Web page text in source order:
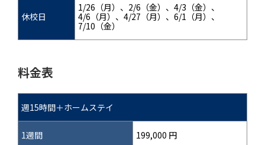
休校日
1/26（月）、2/6（金）、4/3（金）、
4/6（月）、4/27（月）、6/1（月）、
7/10（金）
料金表
週15時間＋ホームステイ
1週間 199,000 円